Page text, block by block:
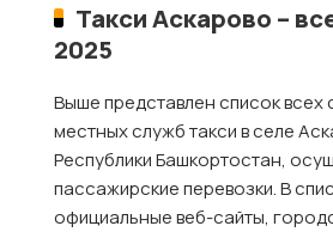
Такси Аскарово –
2025
Выше представлен список всех
местных служб такси в селе
Республики Башкортостан,
пассажирские перевозки. В
официальные веб-сайты,